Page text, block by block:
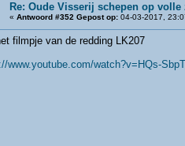
Re: Oude Visserij schepen op volle
« Antwoord #352 Gepost op: 04-03-2017,
filmpje van de redding LK207
www.youtube.com/watch?v=HQs-